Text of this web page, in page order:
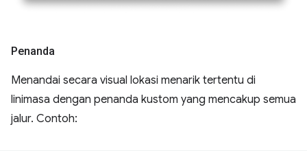
Penanda
Menandai secara visual lokasi menarik tertentu di
linimasa dengan penanda kustom yang mencakup semua
jalur. Contoh: